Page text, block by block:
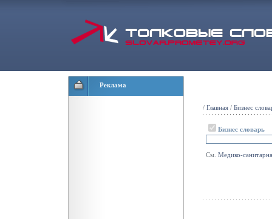
Реклама
/ Главная / Бизнес
Бизнес словарь
См. Медико-